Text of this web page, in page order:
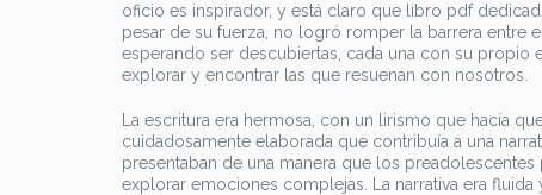
oficio es inspirador, y está claro que libro pdf
pesar de su fuerza, no logró romper la barrera entre
esperando ser descubiertas, cada una con su
explorar y encontrar las que resuenan con nosotros.
La escritura era hermosa, con un lirismo que hacía
cuidadosamente elaborada que contribuía a una
presentaban de una manera que los
explorar emociones complejas. La narrativa era